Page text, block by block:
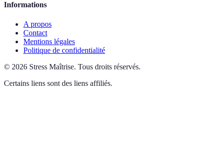
Informations
A propos
Contact
Mentions légales
Politique de confidentialité
© 2026 Stress Maîtrise. Tous droits réservés.
Certains liens sont des liens affiliés.